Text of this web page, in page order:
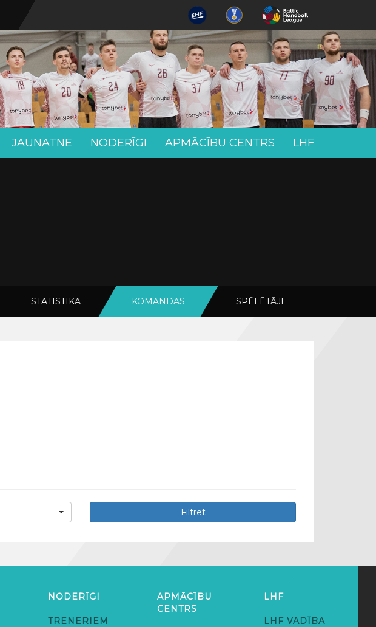
JAUNATNE NODERĪGI APMĀCĪBU CENTRS LHF
STATISTIKA KOMANDAS SPĒLĒTĀJI
Filtrēt
NODERĪGI
TRENERIEM
APMĀCĪBU
CENTRS
LHF
LHF VADĪBA